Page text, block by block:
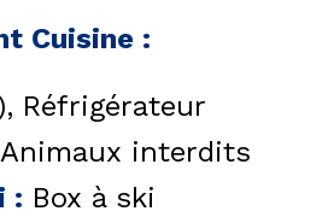
Cuisine :
Réfrigérateur
Animaux interdits
: Box à ski